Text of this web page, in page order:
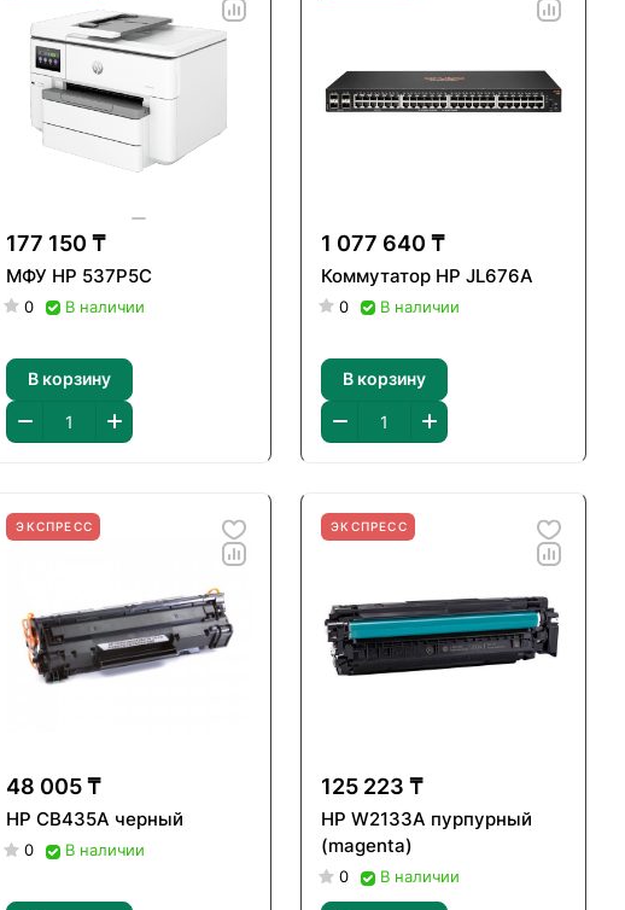
177 150 ₸
МФУ HP 537P5C
0 В наличии
В корзину
1 077 640 ₸
Коммутатор HP JL676A
0 В наличии
В корзину
ЭКСПРЕСС
48 005 ₸
HP CB435A черный
0 В наличии
ЭКСПРЕСС
125 223 ₸
HP W2133A пурпурный
(magenta)
0 В наличии